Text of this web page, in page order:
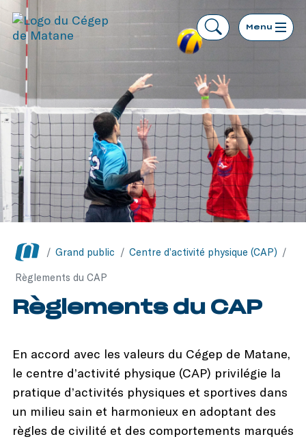
Menu
/ Grand public / Centre d’activité physique (CAP) /
Règlements du CAP
Règlements du CAP
En accord avec les valeurs du Cégep de Matane,
le centre d’activité physique (CAP) privilégie la
pratique d’activités physiques et sportives dans
un milieu sain et harmonieux en adoptant des
règles de civilité et des comportements marqués